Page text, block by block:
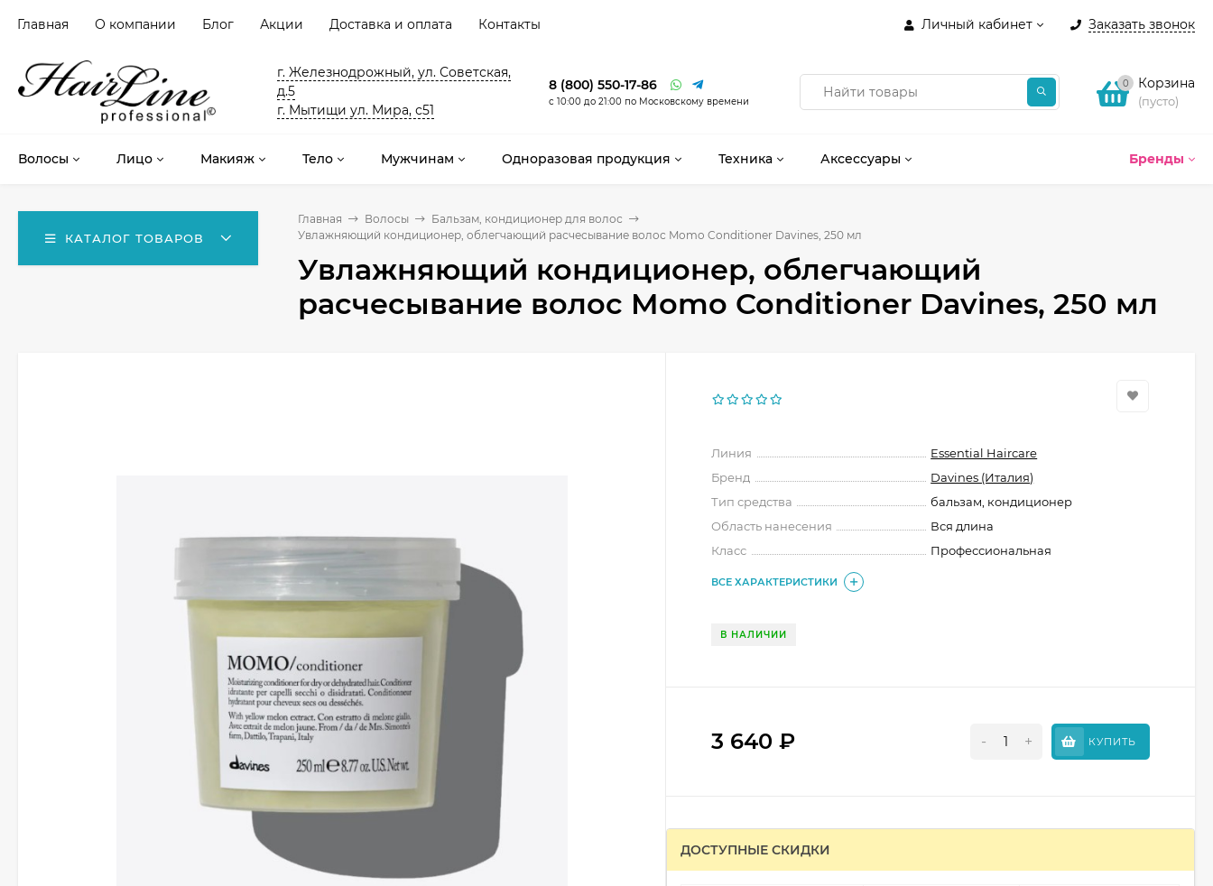
Личный кабинет Заказать звонок
Главная О компании Блог Акции Доставка и оплата Контакты
г. Железнодрожный, ул. Советская,
д.5
г. Мытищи ул. Мира, с51
8 (800) 550-17-86
с 10:00 до 21:00 по Московскому времени
0 Корзина
(пусто)
Бренды
Волосы Лицо Макияж Тело Мужчинам Одноразовая продукция Техника Аксессуары
КАТАЛОГ ТОВАРОВ
Главная Волосы
Бальзам, кондиционер для волос
Увлажняющий кондиционер, облегчающий расчесывание волос Momo Conditioner Davines, 250 мл
Увлажняющий кондиционер, облегчающий
расчесывание волос Momo Conditioner Davines, 250 мл
Линия
Essential Haircare
Бренд
Davines (Италия)
Тип средства
бальзам, кондиционер
Область нанесения
Вся длина
Класс
Профессиональная
ВСЕ ХАРАКТЕРИСТИКИ
В НАЛИЧИИ
3 640₽ - + КУПИТЬ
ДОСТУПНЫЕ СКИДКИ